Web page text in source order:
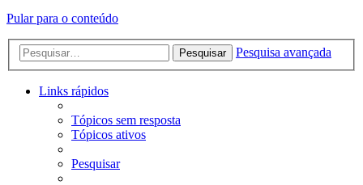
Pular para o conteúdo
Pesquisar Pesquisa avançada
Links rápidos
Tópicos sem resposta
Tópicos ativos
Pesquisar